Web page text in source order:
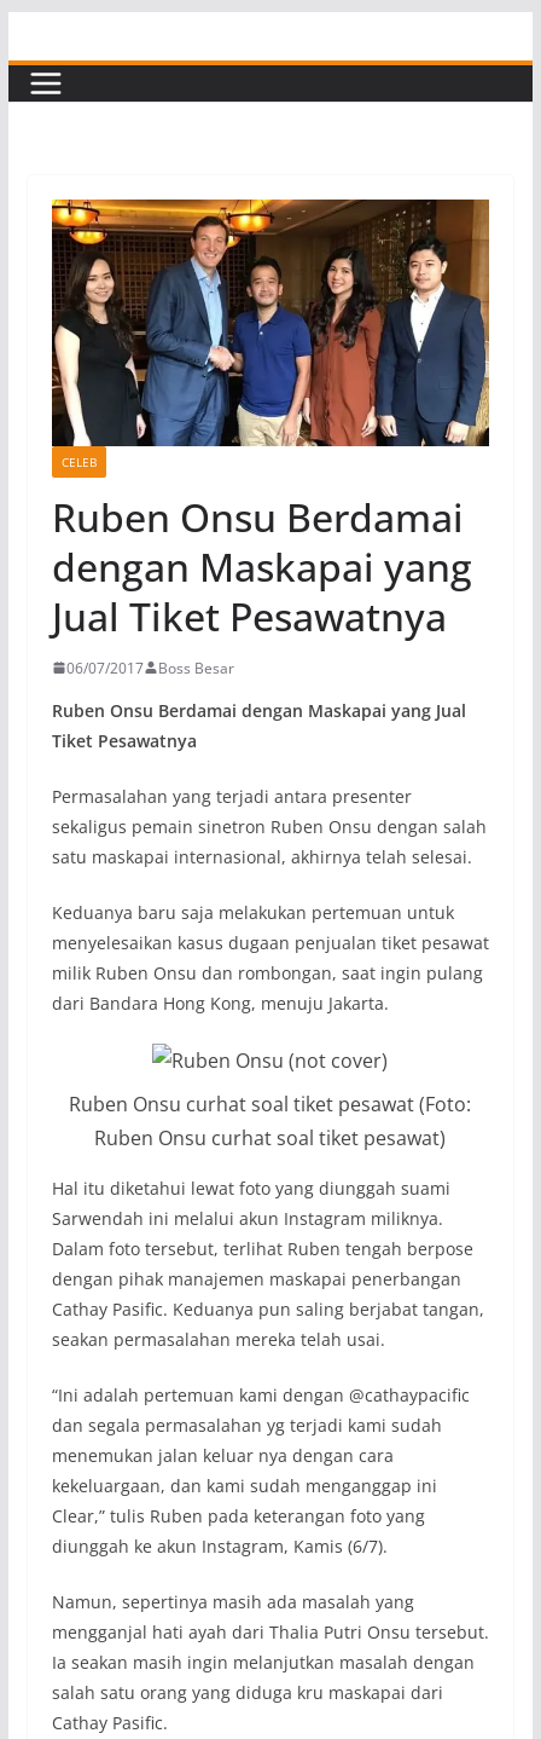
to
content
CELEB
Ruben Onsu Berdamai
dengan Maskapai yang
Jual Tiket Pesawatnya
06/07/2017 Boss Besar
Ruben Onsu Berdamai dengan Maskapai yang Jual
Tiket Pesawatnya
Permasalahan yang terjadi antara presenter
sekaligus pemain sinetron Ruben Onsu dengan salah
satu maskapai internasional, akhirnya telah selesai.
Keduanya baru saja melakukan pertemuan untuk
menyelesaikan kasus dugaan penjualan tiket pesawat
milik Ruben Onsu dan rombongan, saat ingin pulang
dari Bandara Hong Kong, menuju Jakarta.
Ruben Onsu curhat soal tiket pesawat (Foto:
Ruben Onsu curhat soal tiket pesawat)
Hal itu diketahui lewat foto yang diunggah suami
Sarwendah ini melalui akun Instagram miliknya.
Dalam foto tersebut, terlihat Ruben tengah berpose
dengan pihak manajemen maskapai penerbangan
Cathay Pasific. Keduanya pun saling berjabat tangan,
seakan permasalahan mereka telah usai.
“Ini adalah pertemuan kami dengan @cathaypacific
dan segala permasalahan yg terjadi kami sudah
menemukan jalan keluar nya dengan cara
kekeluargaan, dan kami sudah menganggap ini
Clear,” tulis Ruben pada keterangan foto yang
diunggah ke akun Instagram, Kamis (6/7).
Namun, sepertinya masih ada masalah yang
mengganjal hati ayah dari Thalia Putri Onsu tersebut.
Ia seakan masih ingin melanjutkan masalah dengan
salah satu orang yang diduga kru maskapai dari
Cathay Pasific.